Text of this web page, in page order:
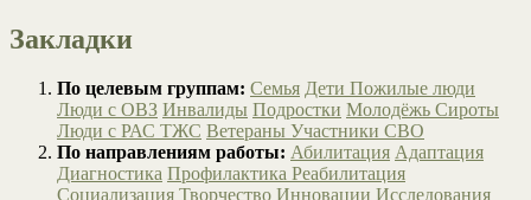
Закладки
По целевым группам: Семья Дети Пожилые люди
Люди с ОВЗ Инвалиды Подростки Молодёжь Сироты
Люди с РАС ТЖС Ветераны Участники СВО
По направлениям работы: Абилитация Адаптация
Диагностика Профилактика Реабилитация
Социализация Творчество Инновации Исследования